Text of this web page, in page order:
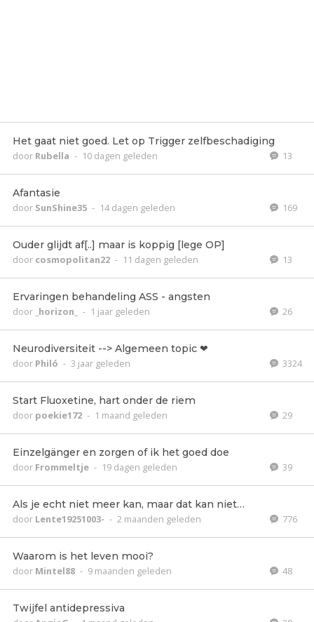
Het gaat niet goed. Let op Trigger zelfbeschadiging
door Rubella - 10 dagen geleden 13
Afantasie
door SunShine35 - 14 dagen geleden 169
Ouder glijdt af[..] maar is koppig [lege OP]
door cosmopolitan22 - 11 dagen geleden 13
Ervaringen behandeling ASS - angsten
door _horizon_ - 1 jaar geleden 26
Neurodiversiteit --> Algemeen topic ❤
door Philó - 3 jaar geleden 3324
Start Fluoxetine, hart onder de riem
door poekie172 - 1 maand geleden 29
Einzelgänger en zorgen of ik het goed doe
door Frommeltje - 19 dagen geleden 39
Als je echt niet meer kan, maar dat kan niet…
door Lente19251003- - 2 maanden geleden 776
Waarom is het leven mooi?
door Mintel88 - 9 maanden geleden 48
Twijfel antidepressiva